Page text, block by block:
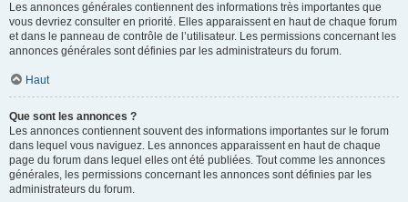
Les annonces générales contiennent des informations très importantes que
vous devriez consulter en priorité. Elles apparaissent en haut de chaque forum
et dans le panneau de contrôle de l’utilisateur. Les permissions concernant les
annonces générales sont définies par les administrateurs du forum.
Haut
Que sont les annonces ?
Les annonces contiennent souvent des informations importantes sur le forum
dans lequel vous naviguez. Les annonces apparaissent en haut de chaque
page du forum dans lequel elles ont été publiées. Tout comme les annonces
générales, les permissions concernant les annonces sont définies par les
administrateurs du forum.